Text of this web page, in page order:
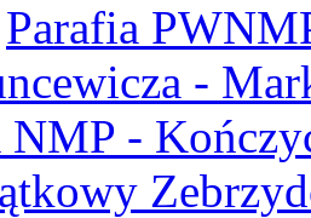
Parafia
-
NMP -